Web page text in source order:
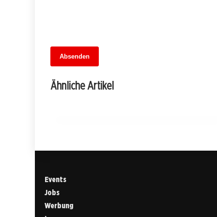
Absenden
Ähnliche Artikel
Wieder auf Kurs: Die Rückkehr der
direkten Verbindung zwischen Hamburg
Events
Jobs
Werbung